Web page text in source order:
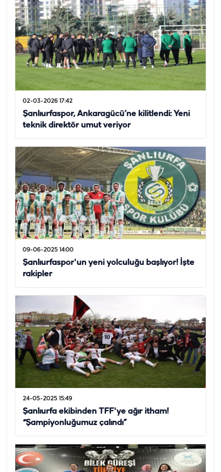
02-03-2026 17:42
Şanlıurfaspor, Ankaragücü’ne kilitlendi: Yeni
teknik direktör umut veriyor
09-06-2025 14:00
Şanlıurfaspor'un yeni yolculuğu başlıyor! İşte
rakipler
24-05-2025 15:49
Şanlıurfa ekibinden TFF'ye ağır itham!
“Şampiyonluğumuz çalındı”